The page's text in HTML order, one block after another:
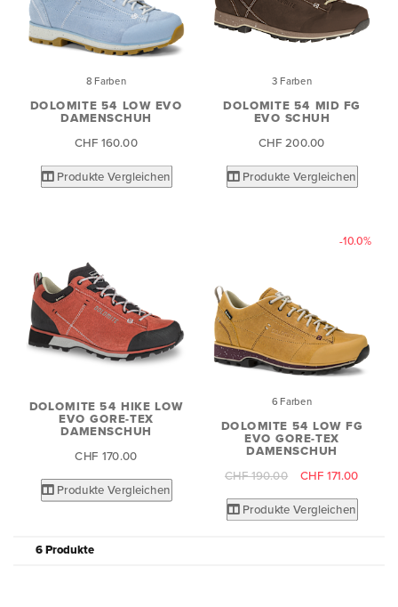
8 Farben
DOLOMITE 54 LOW EVO
DAMENSCHUH
CHF 160.00
Produkte Vergleichen
3 Farben
DOLOMITE 54 MID FG
EVO SCHUH
CHF 200.00
Produkte Vergleichen
DOLOMITE 54 HIKE LOW
EVO GORE-TEX
DAMENSCHUH
CHF 170.00
Produkte Vergleichen
-10.0%
6 Farben
DOLOMITE 54 LOW FG
EVO GORE-TEX
DAMENSCHUH
CHF 190.00
CHF 171.00
Produkte Vergleichen
6 Produkte